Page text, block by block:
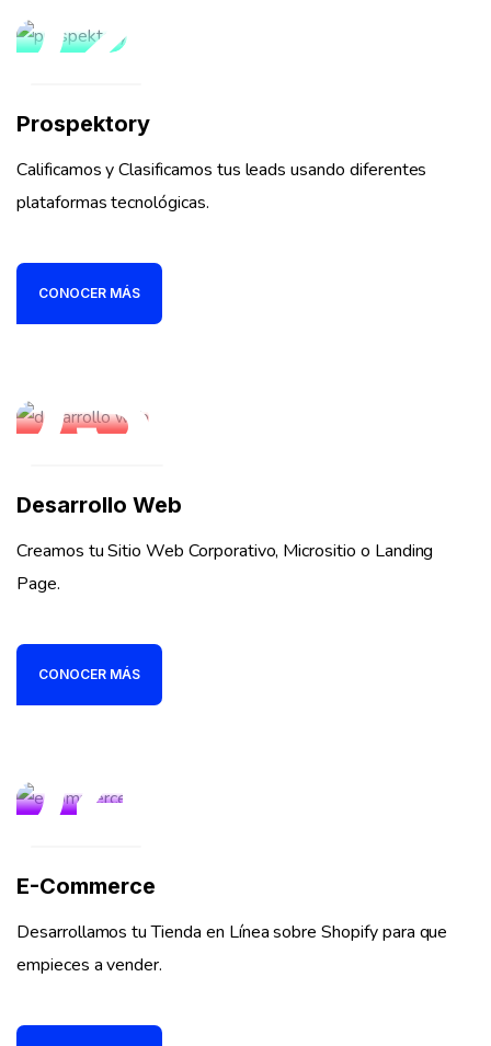
Prospektory
Calificamos y Clasificamos tus leads usando diferentes
plataformas tecnológicas.
CONOCER MÁS
Desarrollo Web
Creamos tu Sitio Web Corporativo, Micrositio o Landing
Page.
CONOCER MÁS
E-Commerce
Desarrollamos tu Tienda en Línea sobre Shopify para que
empieces a vender.